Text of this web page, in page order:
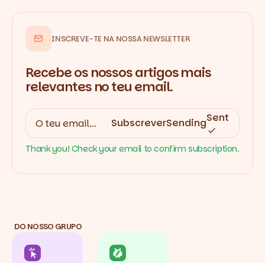
INSCREVE-TE NA NOSSA NEWSLETTER
Recebe os nossos artigos mais
relevantes no teu email.
SubscreverSendingSent
Thank you! Check your email to confirm subscription.
DO NOSSO GRUPO